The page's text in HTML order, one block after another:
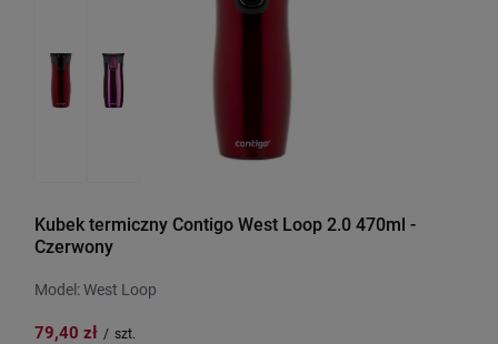
Kubek termiczny Contigo West Loop 2.0 470ml -
Czerwony
Model: West Loop
79,40 zł / szt.